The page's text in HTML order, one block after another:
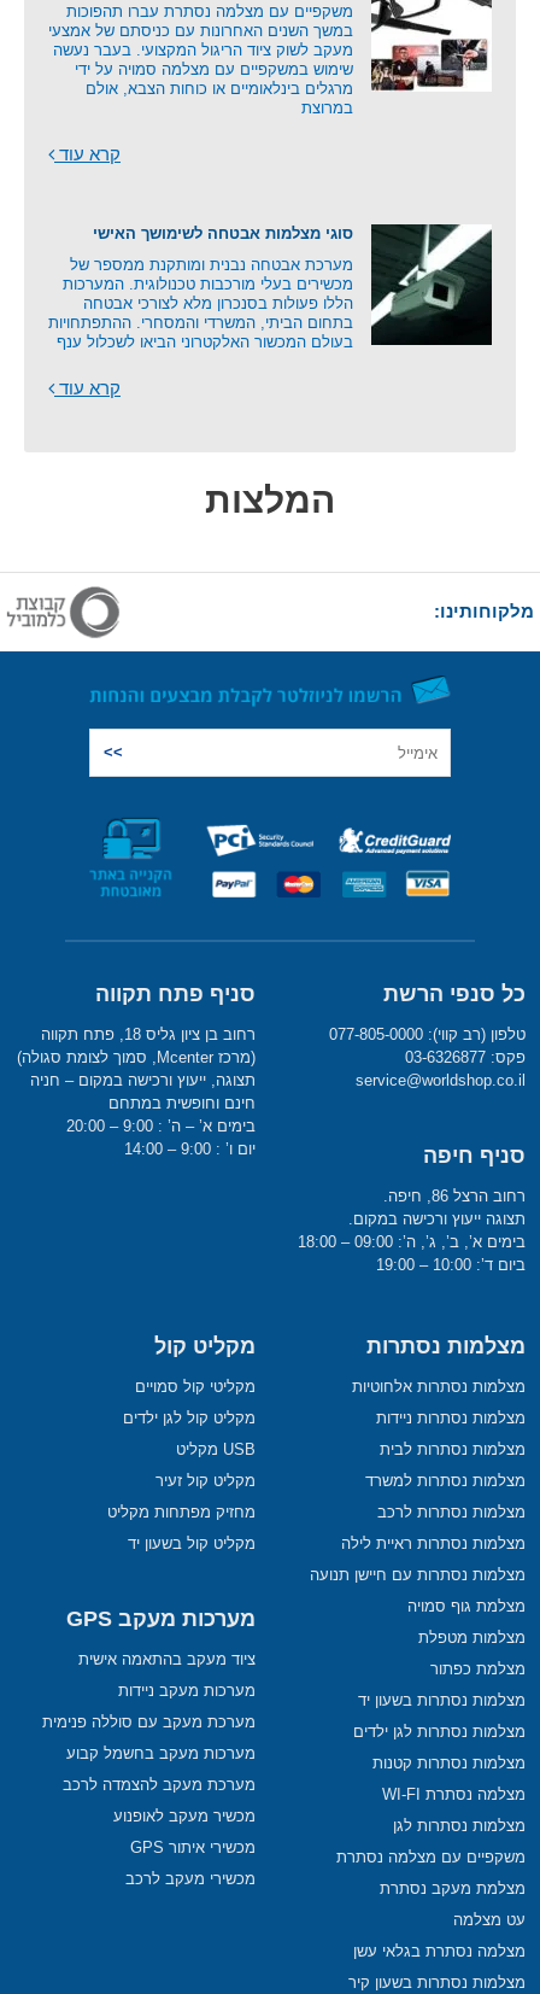
משקפיים עם מצלמה נסתרת עברו תהפוכות
במשך השנים האחרונות עם כניסתם של אמצעי
מעקב לשוק ציוד הריגול המקצועי. בעבר נעשה
שימוש במשקפיים עם מצלמה סמויה על ידי
מרגלים בינלאומיים או כוחות הצבא, אולם
במרוצת
קרא עוד
סוגי מצלמות אבטחה לשימושך האישי
מערכת אבטחה נבנית ומותקנת ממספר של
מכשירים בעלי מורכבות טכנולוגית. המערכות
הללו פעולות בסנכרון מלא לצורכי אבטחה
בתחום הביתי, המשרדי והמסחרי. ההתפתחויות
בעולם המכשור האלקטרוני הביאו לשכלול ענף
קרא עוד
המלצות
מלקוחותינו:
כל סנפי הרשת
טלפון (רב קווי): 077-805-0000
פקס: 03-6326877
service@worldshop.co.il
סניף חיפה
רחוב הרצל 86, חיפה.
תצוגה ייעוץ ורכישה במקום.
בימים א’, ב’, ג’, ה’: 09:00 – 18:00
ביום ד’: 10:00 – 19:00
סניף פתח תקווה
רחוב בן ציון גליס 18, פתח תקווה
(מרכז Mcenter, סמוך לצומת סגולה)
תצוגה, ייעוץ ורכישה במקום – חניה
חינם וחופשית במתחם
בימים א’ – ה’ : 9:00 – 20:00
יום ו’ : 9:00 – 14:00
מצלמות נסתרות
מצלמות נסתרות אלחוטיות
מצלמות נסתרות ניידות
מצלמות נסתרות לבית
מצלמות נסתרות למשרד
מצלמות נסתרות לרכב
מצלמות נסתרות ראיית לילה
מצלמות נסתרות עם חיישן תנועה
מצלמת גוף סמויה
מצלמות מטפלת
מצלמת כפתור
מצלמות נסתרות בשעון יד
מצלמות נסתרות לגן ילדים
מצלמות נסתרות קטנות
מצלמה נסתרת WI-FI
מצלמות נסתרות לגן
משקפיים עם מצלמה נסתרת
מצלמת מעקב נסתרת
עט מצלמה
מצלמה נסתרת בגלאי עשן
מצלמות נסתרות בשעון קיר
מקליט קול
מקליטי קול סמויים
מקליט קול לגן ילדים
USB מקליט
מקליט קול זעיר
מחזיק מפתחות מקליט
מקליט קול בשעון יד
מערכות מעקב GPS
ציוד מעקב בהתאמה אישית
מערכות מעקב ניידות
מערכת מעקב עם סוללה פנימית
מערכות מעקב בחשמל קבוע
מערכת מעקב להצמדה לרכב
מכשיר מעקב לאופנוע
מכשירי איתור GPS
מכשירי מעקב לרכב